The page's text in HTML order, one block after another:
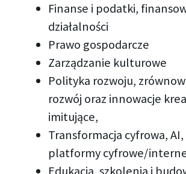
Finanse i podatki,
działalności
Prawo gospodarcze
Zarządzanie kulturowe
Polityka rozwoju,
rozwój oraz innowacje
imitujące,
Transformacja cyfrowa, AI,
platformy cyfrowe/